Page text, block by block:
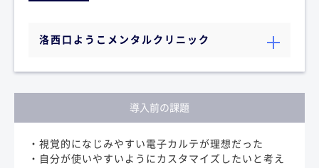
洛西口ようこメンタルクリニック
導入前の課題
・視覚的になじみやすい電子カルテが理想だった
・自分が使いやすいようにカスタマイズしたいと考え